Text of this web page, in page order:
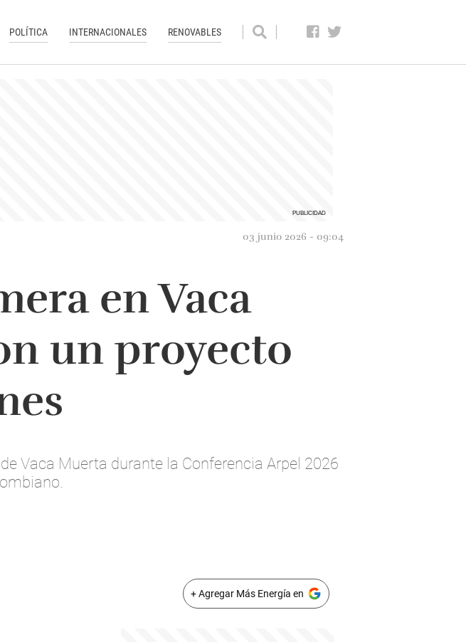
POLÍTICA INTERNACIONALES RENOVABLES
03 junio 2026 - 09:04
en Vaca
un proyecto
Vaca Muerta durante la Conferencia Arpel 2026
+ Agregar Más Energía en